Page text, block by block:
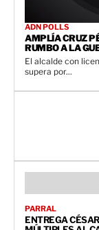
ADN POLLS
AMPLÍA CRUZ
RUMBO A LA
El alcalde con
supera por...
PARRAL
ENTREGA